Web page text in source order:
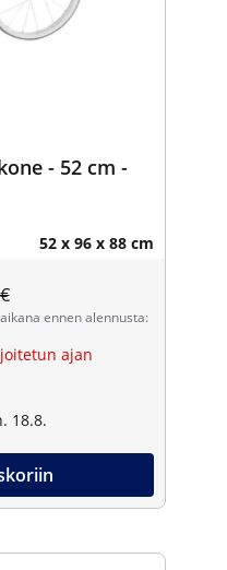
- 52 cm -
52 x 96 x 88 cm
ennen alennusta:
ajan
18.8.